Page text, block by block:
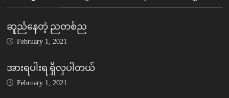
ဆူညံနေတဲ့ ညတစ်ည
February 1, 2021
အားရပါးရ ရှိလှပါတယ်
February 1, 2021